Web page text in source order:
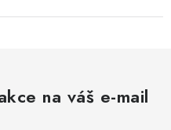
na váš e-mail